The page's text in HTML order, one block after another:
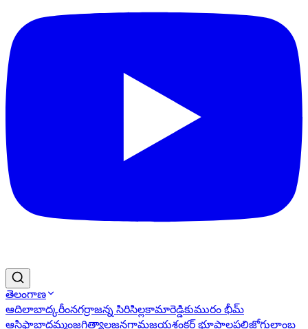
తెలంగాణ
ఆదిలాబాద్కరీంనగర్రాజన్న సిరిసిల్లకామారెడ్డికుమురం భీమ్
ఆసిఫాబాద్ఖమ్మంజగిత్యాలజనగామజయశంకర్ భూపాలపల్లిజోగులాంబ